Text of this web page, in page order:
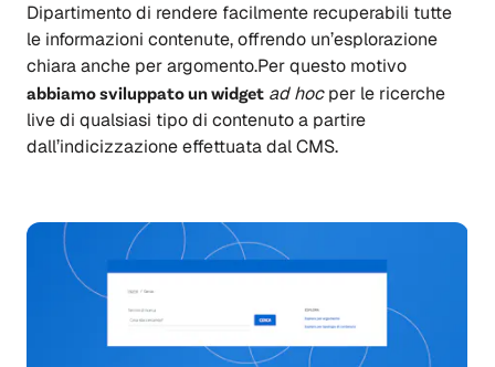
Dipartimento di rendere facilmente recuperabili tutte
le informazioni contenute, offrendo un’esplorazione
chiara anche per argomento.Per questo motivo
abbiamo sviluppato un widget ad hocper le ricerche
live di qualsiasi tipo di contenuto a partire
dall’indicizzazione effettuata dal CMS.